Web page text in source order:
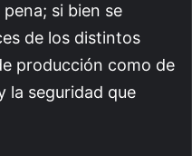
si bien se
de los distintos
producción como de
la seguridad que